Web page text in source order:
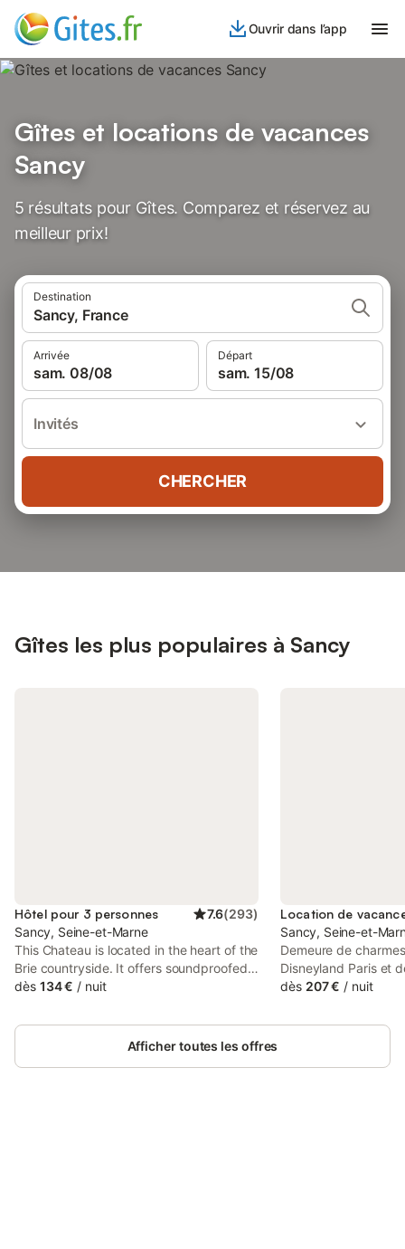
Ouvrir dans l’app
Gîtes et locations de vacances
Sancy
5 résultats pour Gîtes. Comparez et réservez au
meilleur prix!
Destination
Sancy, France
Arrivée
sam. 08/08
Départ
sam. 15/08
Invités
CHERCHER
Gîtes les plus populaires à Sancy
Hôtel pour 3 personnes 7.6(293)
Sancy, Seine-et-Marne
This Chateau is located in the heart of the
Brie countryside. It offers soundproofed
accommodation, a heated, indoor
WiFi is available throughout.
dès 134 € / nuit
Sancy, Seine-et-
Demeure de
Disneyland Paris et
vous reposer dans
sportives et
dès 207 € / nuit
Afficher toutes les offres